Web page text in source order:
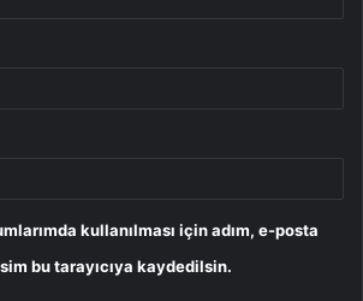
kullanılması için adım, e-posta
bu tarayıcıya kaydedilsin.